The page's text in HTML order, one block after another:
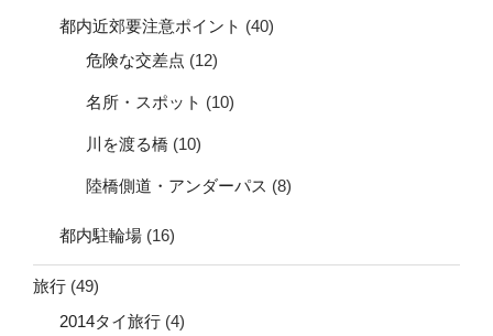
都内近郊要注意ポイント (40)
危険な交差点 (12)
名所・スポット (10)
川を渡る橋 (10)
陸橋側道・アンダーパス (8)
都内駐輪場 (16)
旅行 (49)
2014タイ旅行 (4)